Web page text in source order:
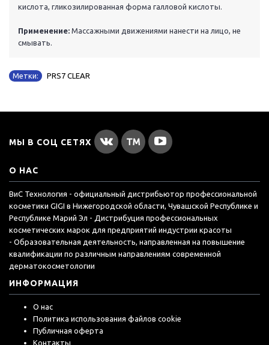
кислота, гликозилированная форма галловой кислоты.
Применение: Массажными движениями нанести на лицо, не
смывать.
Метки: PRS7 CLEAR
МЫ В СОЦ СЕТЯХ
О НАС
ВиС Технология - официальный дистрибьютор профессиональной
косметики GIGI в Нижегородской области, Чувашской Республике и
Республике Марий Эл - Дистрибуция профессиональных
косметических марок для предприятий индустрии красоты
- Образовательная деятельность, направленная на повышение
квалификации по различным направлениям современной
дерматокосметологии
ИНФОРМАЦИЯ
О нас
Политика использования файлов cookie
Публичная оферта
Контакты